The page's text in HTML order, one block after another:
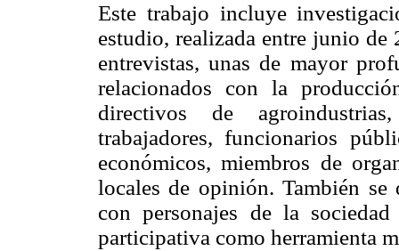
Este trabajo incluye
estudio, realizada entre junio
entrevistas, unas de mayor
relacionados con la
directivos de
trabajadores, funcionarios
económicos, miembros de
locales de opinión. También se
con personajes de la
participativa como herramienta